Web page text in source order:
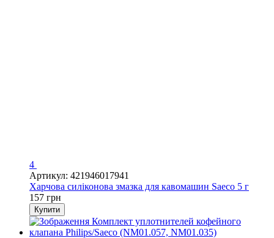
4
Артикул: 421946017941
Харчова силіконова змазка для кавомашин Saeco 5 г
157 грн
Купити